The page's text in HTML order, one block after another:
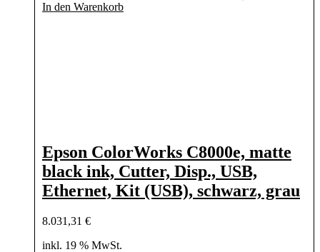
In den Warenkorb
Epson ColorWorks C8000e, matte
black ink, Cutter, Disp., USB,
Ethernet, Kit (USB), schwarz, grau
8.031,31 €
inkl. 19 % MwSt.